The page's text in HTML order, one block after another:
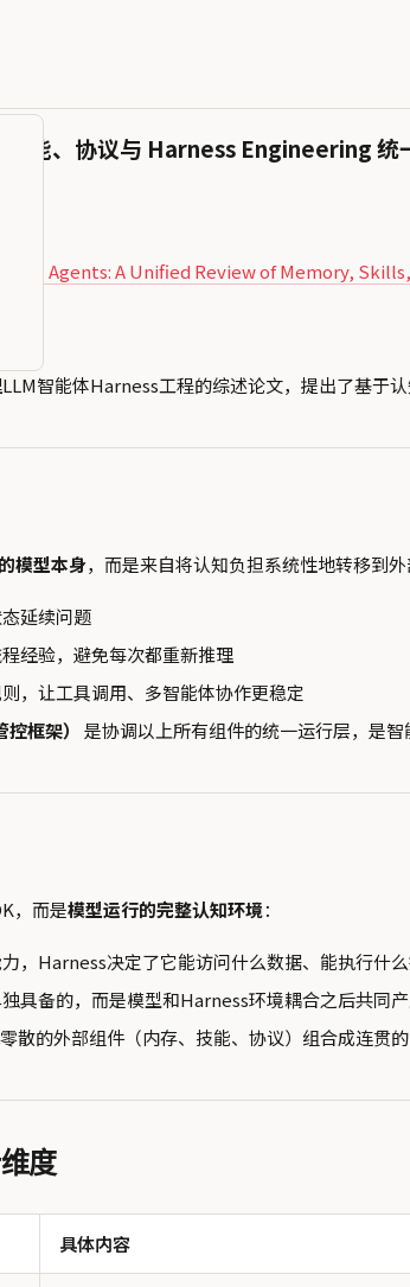
能、协议与 Harness Engineering 统
Agents: A Unified Review of Memory,
智能体Harness工程的综述论文，提出了基于
模型本身，而是来自将认知负担系统性地转移到外
延续问题
经验，避免每次都重新推理
，让工具调用、多智能体协作更稳定
框架）
是协调以上所有组件的统一运行层，是
，而是模型运行的完整认知环境：
，Harness决定了它能访问什么数据、能执行什
具备的，而是模型和Harness环境耦合之后共同
散的外部组件（内存、技能、协议）组合成连贯
度
具体内容